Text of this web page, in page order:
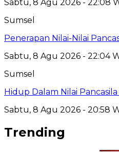
Sabtu, 8 Agu 2026 - 22:08
Sumsel
Penerapan Nilai-Nilai
Sabtu, 8 Agu 2026 - 22:04
Sumsel
Hidup Dalam Nilai Pancasila
Sabtu, 8 Agu 2026 - 20:58
Trending